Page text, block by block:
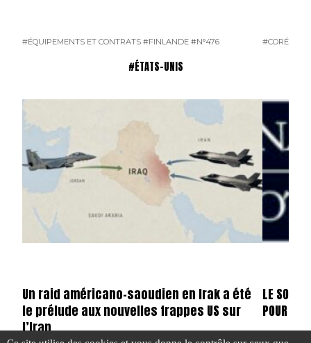
#ÉQUIPEMENTS ET CONTRATS #FINLANDE #N°476 #CORÉE DU
#ÉTATS-UNIS
Un raid américano-saoudien en Irak a été
le prélude aux nouvelles frappes US sur
l’Iran
LE
POUR